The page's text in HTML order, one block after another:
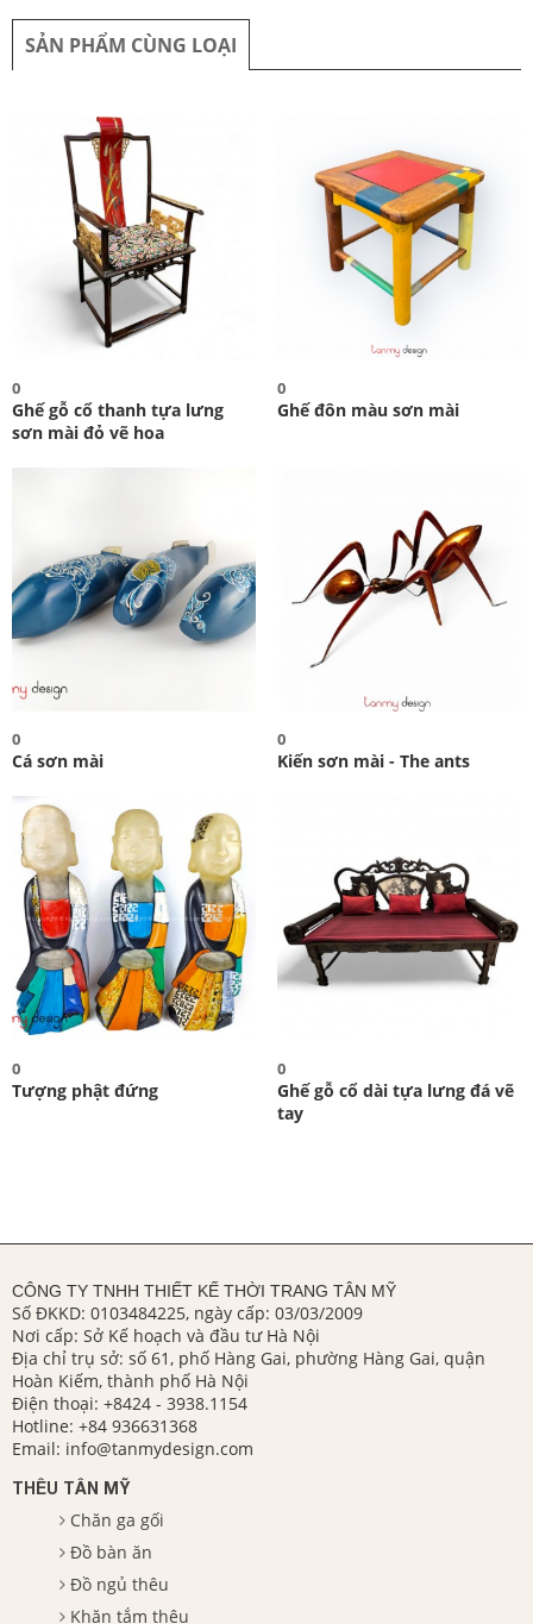
SẢN PHẨM CÙNG LOẠI
0
Ghế gỗ cổ thanh tựa lưng
sơn mài đỏ vẽ hoa
0
Ghế đôn màu sơn mài
0
Cá sơn mài
0
Kiến sơn mài - The ants
0
Tượng phật đứng
0
Ghế gỗ cổ dài tựa lưng đá vẽ
tay
CÔNG TY TNHH THIẾT KẾ THỜI TRANG TÂN MỸ
Số ĐKKD: 0103484225, ngày cấp: 03/03/2009
Nơi cấp: Sở Kế hoạch và đầu tư Hà Nội
Địa chỉ trụ sở: số 61, phố Hàng Gai, phường Hàng Gai, quận
Hoàn Kiếm, thành phố Hà Nội
Điện thoại: +8424 - 3938.1154
Hotline: +84 936631368
Email: info@tanmydesign.com
THÊU TÂN MỸ
Chăn ga gối
Đồ bàn ăn
Đồ ngủ thêu
Khăn tắm thêu